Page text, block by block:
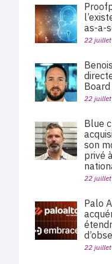
as-a-
22
22
Blue
son
privé
22
Palo
22